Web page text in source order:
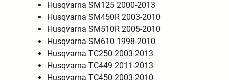
Husqvarna SM125 2000-2013
Husqvarna SM450R 2003-2010
Husqvarna SM510R 2005-2010
Husqvarna SM610 1998-2010
Husqvarna TC250 2003-2013
Husqvarna TC449 2011-2013
Husqvarna TC450 2003-2010